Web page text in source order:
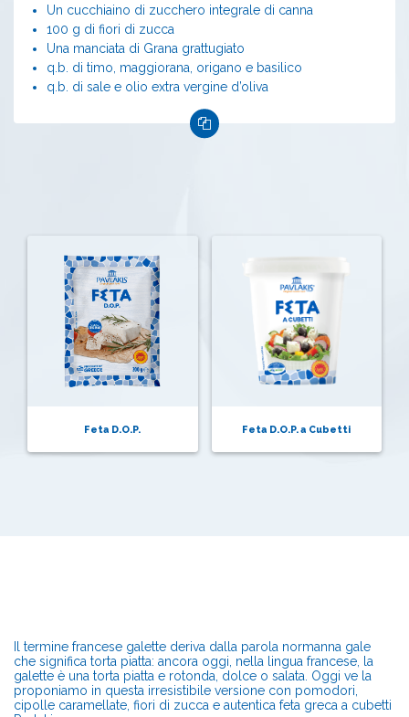
Un cucchiaino di zucchero integrale di canna
100 g di fiori di zucca
Una manciata di Grana grattugiato
q.b. di timo, maggiorana, origano e basilico
q.b. di sale e olio extra vergine d’oliva
Feta D.O.P. Feta D.O.P. a Cubetti
Il termine francese galette deriva dalla parola normanna gale
che significa torta piatta: ancora oggi, nella lingua francese, la
galette è una torta piatta e rotonda, dolce o salata. Oggi ve la
proponiamo in questa irresistibile versione con pomodori,
cipolle caramellate, fiori di zucca e autentica feta greca a cubetti